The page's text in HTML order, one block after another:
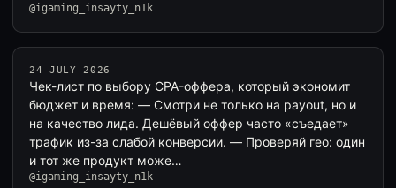
@igaming_insayty_n1k
24 JULY 2026
Чек-лист по выбору CPA-оффера, который экономит
бюджет и время: — Смотри не только на payout, но и
на качество лида. Дешёвый оффер часто «съедает»
трафик из-за слабой конверсии. — Проверяй гео: один
и тот же продукт може…
@igaming_insayty_n1k